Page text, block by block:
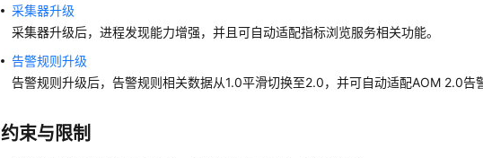
采集器升级
采集器升级后，进程发现能力增强，并且可自动适配指标浏览服务相关功能。
告警规则升级
告警规则升级后，告警规则相关数据从1.0平滑切换至2.0，并可自动适配AOM 2.0告
约束与限制